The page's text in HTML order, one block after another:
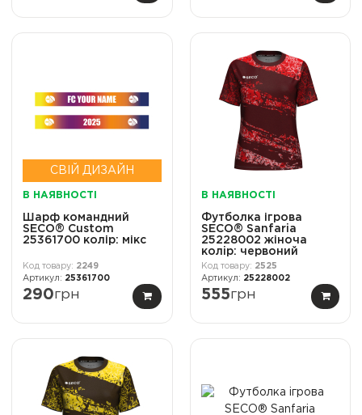
СВІЙ ДИЗАЙН
В НАЯВНОСТІ
Шарф командний
SECO® Custom
25361700 колір: мікс
2249
25361700
290грн
В НАЯВНОСТІ
Футболка ігрова
SECO® Sanfaria
25228002 жіноча
колiр: червоний
2525
25228002
555грн